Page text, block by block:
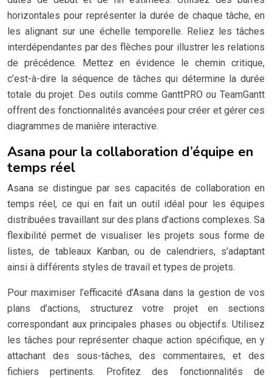
horizontales pour représenter la durée de chaque tâche, en
les alignant sur une échelle temporelle. Reliez les tâches
interdépendantes par des flèches pour illustrer les relations
de précédence. Mettez en évidence le chemin critique,
c’est-à-dire la séquence de tâches qui détermine la durée
totale du projet. Des outils comme GanttPRO ou TeamGantt
offrent des fonctionnalités avancées pour créer et gérer ces
diagrammes de manière interactive.
Asana pour la collaboration d’équipe en
temps réel
Asana se distingue par ses capacités de collaboration en
temps réel, ce qui en fait un outil idéal pour les équipes
distribuées travaillant sur des plans d’actions complexes. Sa
flexibilité permet de visualiser les projets sous forme de
listes, de tableaux Kanban, ou de calendriers, s’adaptant
ainsi à différents styles de travail et types de projets.
Pour maximiser l’efficacité d’Asana dans la gestion de vos
plans d’actions, structurez votre projet en sections
correspondant aux principales phases ou objectifs. Utilisez
les tâches pour représenter chaque action spécifique, en y
attachant des sous-tâches, des commentaires, et des
fichiers pertinents. Profitez des fonctionnalités de